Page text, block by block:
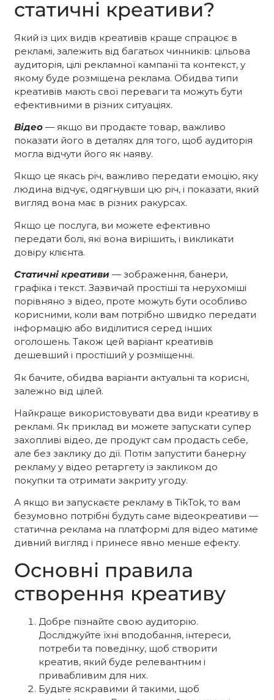
статичні креативи?
Який із цих видів креативів краще спрацює в
рекламі, залежить від багатьох чинників: цільова
аудиторія, цілі рекламної кампанії та контекст, у
якому буде розміщена реклама. Обидва типи
креативів мають свої переваги та можуть бути
ефективними в різних ситуаціях.
Відео — якщо ви продаєте товар, важливо
показати його в деталях для того, щоб аудиторія
могла відчути його як наяву.
Якщо це якась річ, важливо передати емоцію, яку
людина відчує, одягнувши цю річ, і показати, який
вигляд вона має в різних ракурсах.
Якщо це послуга, ви можете ефективно
передати болі, які вона вирішить, і викликати
довіру клієнта.
Статичні креативи— зображення, банери,
графіка і текст. Зазвичай простіші та нерухоміші
порівняно з відео, проте можуть бути особливо
корисними, коли вам потрібно швидко передати
інформацію або виділитися серед інших
оголошень. Також цей варіант креативів
дешевший і простіший у розміщенні.
Як бачите, обидва варіанти актуальні та корисні,
залежно від цілей.
Найкраще використовувати два види креативу в
рекламі. Як приклад ви можете запускати супер
захопливі відео, де продукт сам продасть себе,
але без заклику до дії. Потім запустити банерну
рекламу у відео ретаргету із закликом до
покупки та отримати закриту угоду.
А якщо ви запускаєте рекламу в TikTok, то вам
безумовно потрібні будуть саме відеокреативи —
статична реклама на платформі для відео матиме
дивний вигляд і принесе явно менше ефекту.
Основні правила
створення креативу
Добре пізнайте свою аудиторію.
Досліджуйте їхні вподобання, інтереси,
потреби та поведінку, щоб створити
креатив, який буде релевантним і
привабливим для них.
Будьте яскравими й такими, щоб